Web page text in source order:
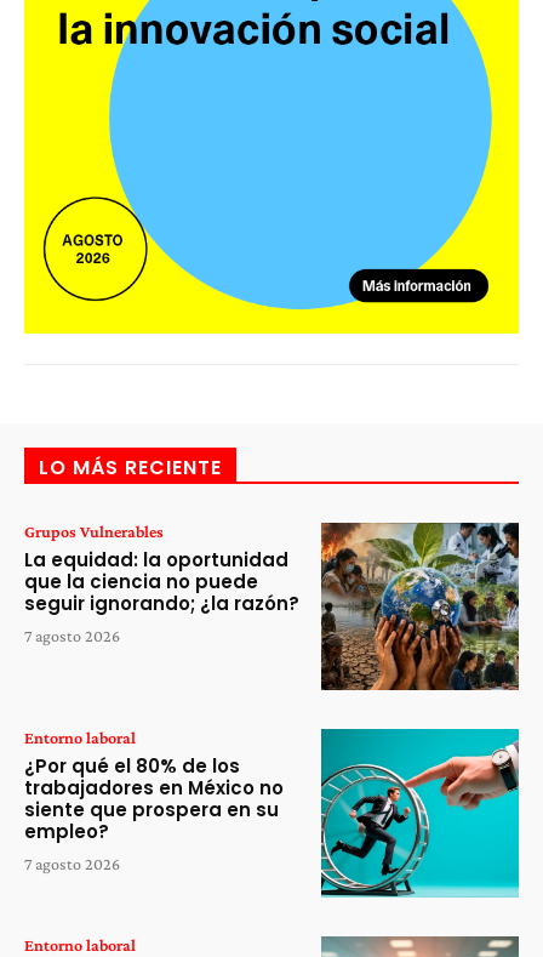
LO MÁS RECIENTE
Grupos Vulnerables
La equidad: la oportunidad
que la ciencia no puede
seguir ignorando; ¿la razón?
7 agosto 2026
Entorno laboral
¿Por qué el 80% de los
trabajadores en México no
siente que prospera en su
empleo?
7 agosto 2026
Entorno laboral